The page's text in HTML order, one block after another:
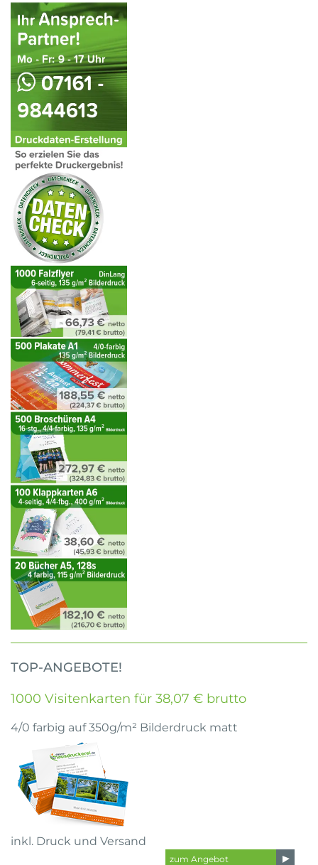
TOP-ANGEBOTE!
1000 Visitenkarten für 38,07 € brutto
4/0 farbig auf 350g/m² Bilderdruck matt
inkl. Druck und Versand
zum Angebot